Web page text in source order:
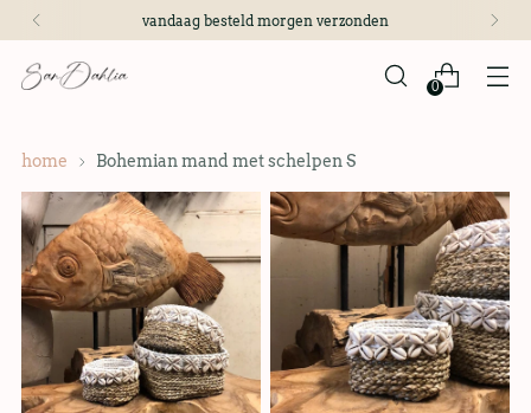
vandaag besteld morgen verzonden
0
home Bohemian mand met schelpen S